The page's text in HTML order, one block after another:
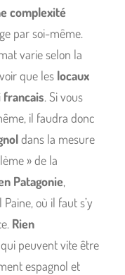
complexité
par soi-même.
varie selon la
que les locaux
francais. Si vous
il faudra donc
dans la mesure
» de la
Patagonie,
où il faut s’y
Rien
peuvent vite être
espagnol et